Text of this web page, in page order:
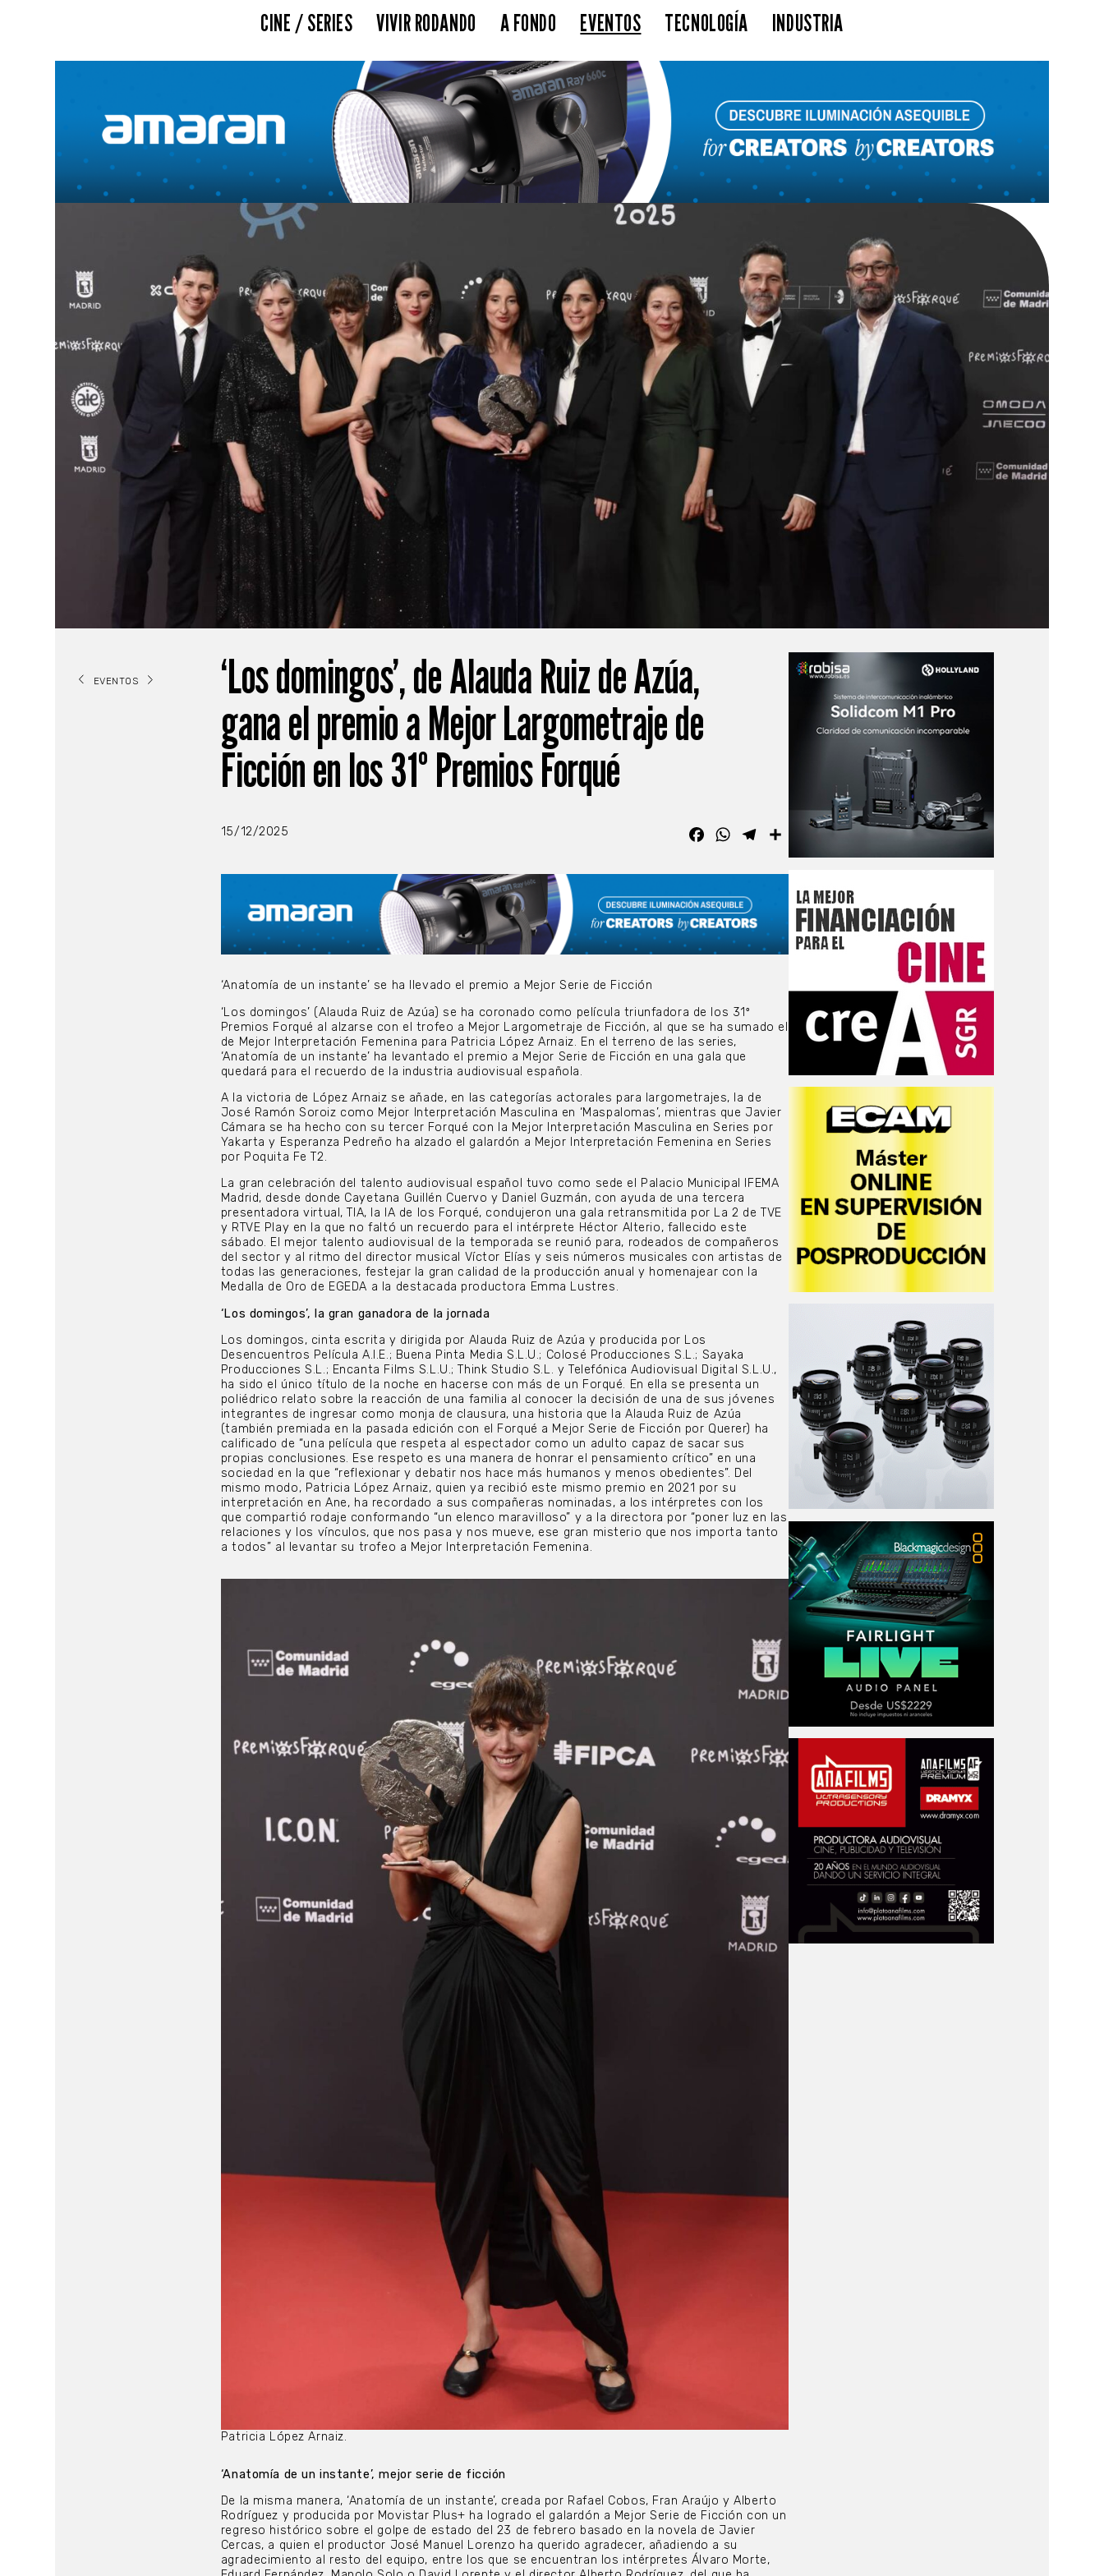
CINE / SERIES VIVIR RODANDO A FONDO EVENTOS TECNOLOGÍA INDUSTRIA
EVENTOS
‘Los domingos’, de Alauda Ruiz de Azúa,
gana el premio a Mejor Largometraje de
Ficción en los 31º Premios Forqué
15/12/2025 FacebookWhatsAppTelegramCompartir
‘Anatomía de un instante’ se ha llevado el premio a Mejor Serie de Ficción
‘Los domingos’ (Alauda Ruiz de Azúa) se ha coronado como película triunfadora de los 31º
Premios Forqué al alzarse con el trofeo a Mejor Largometraje de Ficción, al que se ha sumado el
de Mejor Interpretación Femenina para Patricia López Arnaiz. En el terreno de las series,
‘Anatomía de un instante’ ha levantado el premio a Mejor Serie de Ficción en una gala que
quedará para el recuerdo de la industria audiovisual española.
A la victoria de López Arnaiz se añade, en las categorías actorales para largometrajes, la de
José Ramón Soroiz como Mejor Interpretación Masculina en ‘Maspalomas’, mientras que Javier
Cámara se ha hecho con su tercer Forqué con la Mejor Interpretación Masculina en Series por
Yakarta y Esperanza Pedreño ha alzado el galardón a Mejor Interpretación Femenina en Series
por Poquita Fe T2.
La gran celebración del talento audiovisual español tuvo como sede el Palacio Municipal IFEMA
Madrid, desde donde Cayetana Guillén Cuervo y Daniel Guzmán, con ayuda de una tercera
presentadora virtual, TIA, la IA de los Forqué, condujeron una gala retransmitida por La 2 de TVE
y RTVE Play en la que no faltó un recuerdo para el intérprete Héctor Alterio, fallecido este
sábado. El mejor talento audiovisual de la temporada se reunió para, rodeados de compañeros
del sector y al ritmo del director musical Víctor Elías y seis números musicales con artistas de
todas las generaciones, festejar la gran calidad de la producción anual y homenajear con la
Medalla de Oro de EGEDA a la destacada productora Emma Lustres.
‘Los domingos’, la gran ganadora de la jornada
Los domingos, cinta escrita y dirigida por Alauda Ruiz de Azúa y producida por Los
Desencuentros Película A.I.E.; Buena Pinta Media S.L.U.; Colosé Producciones S.L.; Sayaka
Producciones S.L.; Encanta Films S.L.U.; Think Studio S.L. y Telefónica Audiovisual Digital S.L.U.,
ha sido el único título de la noche en hacerse con más de un Forqué. En ella se presenta un
poliédrico relato sobre la reacción de una familia al conocer la decisión de una de sus jóvenes
integrantes de ingresar como monja de clausura, una historia que la Alauda Ruiz de Azúa
(también premiada en la pasada edición con el Forqué a Mejor Serie de Ficción por Querer) ha
calificado de “una película que respeta al espectador como un adulto capaz de sacar sus
propias conclusiones. Ese respeto es una manera de honrar el pensamiento crítico” en una
sociedad en la que “reflexionar y debatir nos hace más humanos y menos obedientes”. Del
mismo modo, Patricia López Arnaiz, quien ya recibió este mismo premio en 2021 por su
interpretación en Ane, ha recordado a sus compañeras nominadas, a los intérpretes con los
que compartió rodaje conformando “un elenco maravilloso” y a la directora por “poner luz en las
relaciones y los vínculos, que nos pasa y nos mueve, ese gran misterio que nos importa tanto
a todos” al levantar su trofeo a Mejor Interpretación Femenina.
Patricia López Arnaiz.
‘Anatomía de un instante’, mejor serie de ficción
De la misma manera, ‘Anatomía de un instante’, creada por Rafael Cobos, Fran Araújo y Alberto
Rodríguez y producida por Movistar Plus+ ha logrado el galardón a Mejor Serie de Ficción con un
regreso histórico sobre el golpe de estado del 23 de febrero basado en la novela de Javier
Cercas, a quien el productor José Manuel Lorenzo ha querido agradecer, añadiendo a su
agradecimiento al resto del equipo, entre los que se encuentran los intérpretes Álvaro Morte,